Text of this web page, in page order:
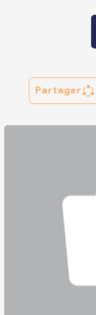
Partager